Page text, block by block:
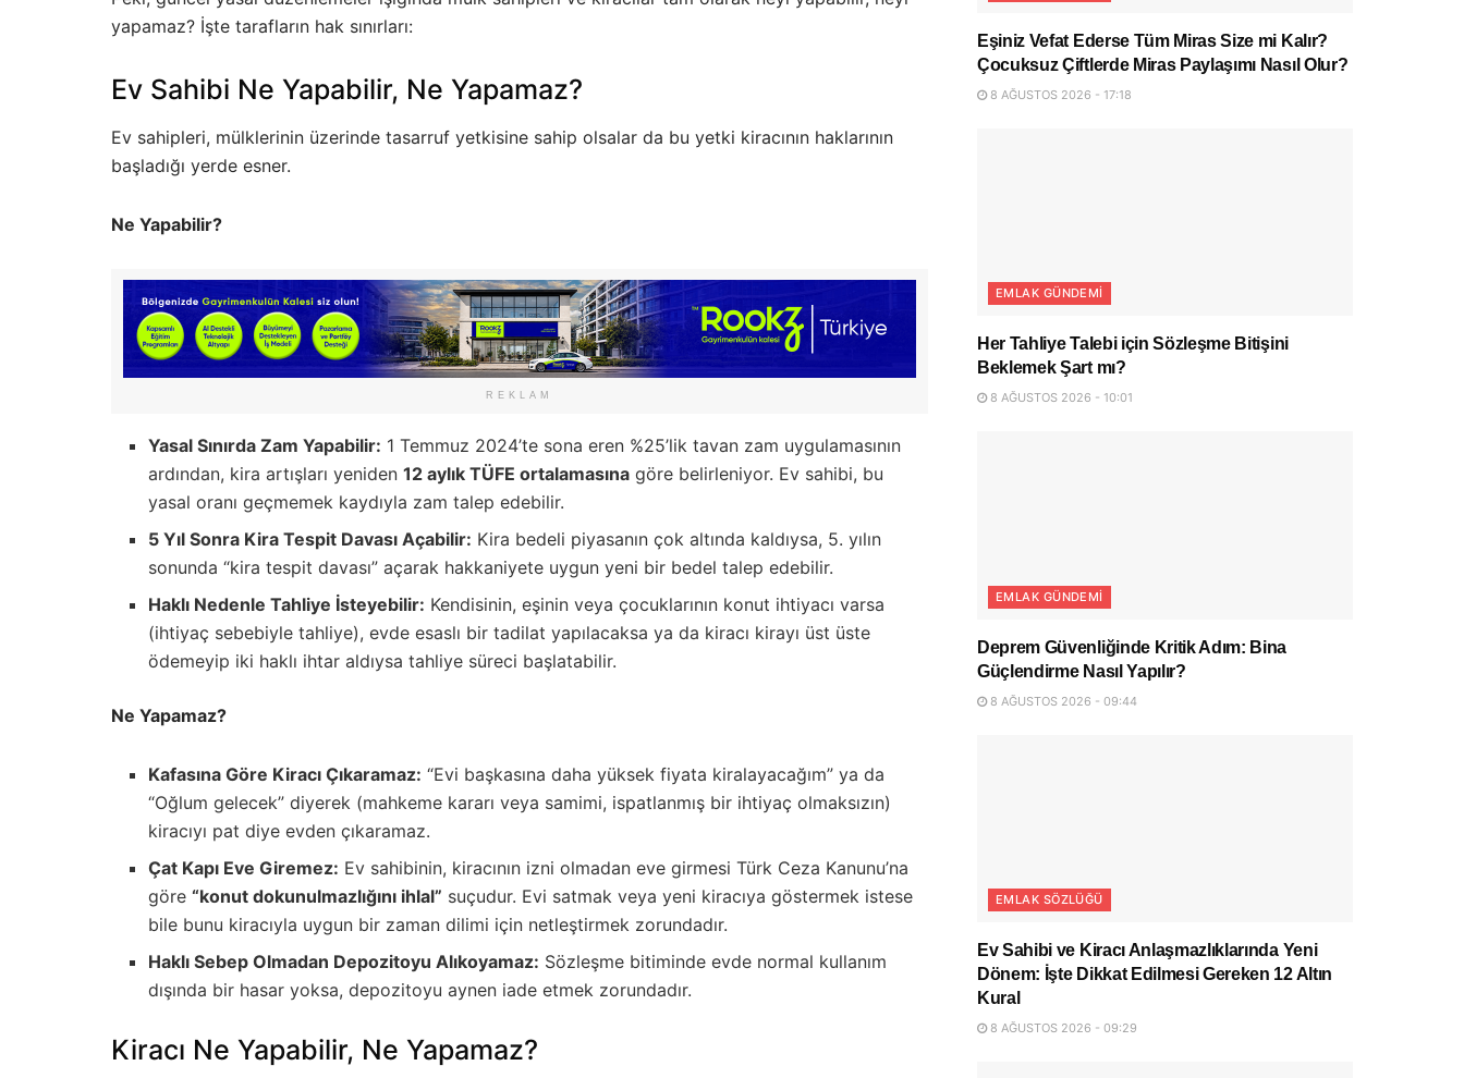
yapamaz? İşte tarafların hak sınırları:
Ev Sahibi Ne Yapabilir, Ne Yapamaz?
Ev sahipleri, mülklerinin üzerinde tasarruf yetkisine sahip olsalar da bu yetki kiracının haklarının
başladığı yerde esner.
Ne Yapabilir?
REKLAM
Yasal Sınırda Zam Yapabilir: 1 Temmuz 2024’te sona eren %25’lik tavan zam uygulamasının
ardından, kira artışları yeniden12 aylık TÜFE ortalamasına göre belirleniyor. Ev sahibi, bu
yasal oranı geçmemek kaydıyla zam talep edebilir.
5 Yıl Sonra Kira Tespit Davası Açabilir: Kira bedeli piyasanın çok altında kaldıysa, 5. yılın
sonunda “kira tespit davası” açarak hakkaniyete uygun yeni bir bedel talep edebilir.
Haklı Nedenle Tahliye İsteyebilir: Kendisinin, eşinin veya çocuklarının konut ihtiyacı varsa
(ihtiyaç sebebiyle tahliye), evde esaslı bir tadilat yapılacaksa ya da kiracı kirayı üst üste
ödemeyip iki haklı ihtar aldıysa tahliye süreci başlatabilir.
Ne Yapamaz?
Kafasına Göre Kiracı Çıkaramaz: “Evi başkasına daha yüksek fiyata kiralayacağım” ya da
“Oğlum gelecek” diyerek (mahkeme kararı veya samimi, ispatlanmış bir ihtiyaç olmaksızın)
kiracıyı pat diye evden çıkaramaz.
Çat Kapı Eve Giremez: Ev sahibinin, kiracının izni olmadan eve girmesi Türk Ceza Kanunu’na
göre“konut dokunulmazlığını ihlal” suçudur. Evi satmak veya yeni kiracıya göstermek istese
bile bunu kiracıyla uygun bir zaman dilimi için netleştirmek zorundadır.
Haklı Sebep Olmadan Depozitoyu Alıkoyamaz: Sözleşme bitiminde evde normal kullanım
dışında bir hasar yoksa, depozitoyu aynen iade etmek zorundadır.
Kiracı Ne Yapabilir, Ne Yapamaz?
Eşiniz Vefat Ederse Tüm Miras Size mi Kalır?
Çocuksuz Çiftlerde Miras Paylaşımı Nasıl Olur?
8 AĞUSTOS 2026 - 17:18
EMLAK GÜNDEMI
Her Tahliye Talebi için Sözleşme Bitişini
Beklemek Şart mı?
8 AĞUSTOS 2026 - 10:01
EMLAK GÜNDEMI
Deprem Güvenliğinde Kritik Adım: Bina
Güçlendirme Nasıl Yapılır?
8 AĞUSTOS 2026 - 09:44
EMLAK SÖZLÜĞÜ
Ev Sahibi ve Kiracı Anlaşmazlıklarında Yeni
Dönem: İşte Dikkat Edilmesi Gereken 12 Altın
Kural
8 AĞUSTOS 2026 - 09:29